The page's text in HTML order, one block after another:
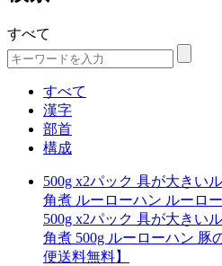
すべて
すべて
漢字
部首
構成
500g x2パック 具が大きい
角煮 ルーローハン ルーロ
500g x2パック 具が大きい
角煮 500g ルーローハン 豚
便送料無料】